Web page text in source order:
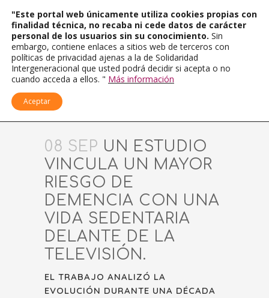
08 SEP UN ESTUDIO
VINCULA UN MAYOR
RIESGO DE
DEMENCIA CON UNA
VIDA SEDENTARIA
DELANTE DE LA
TELEVISIÓN.
EL TRABAJO ANALIZÓ LA
EVOLUCIÓN DURANTE UNA DÉCADA
"Este portal web únicamente utiliza cookies propias con
finalidad técnica, no recaba ni cede datos de carácter
personal de los usuarios sin su conocimiento. Sin
embargo, contiene enlaces a sitios web de terceros con
políticas de privacidad ajenas a la de Solidaridad
Intergeneracional que usted podrá decidir si acepta o no
cuando acceda a ellos. " Más información
Aceptar